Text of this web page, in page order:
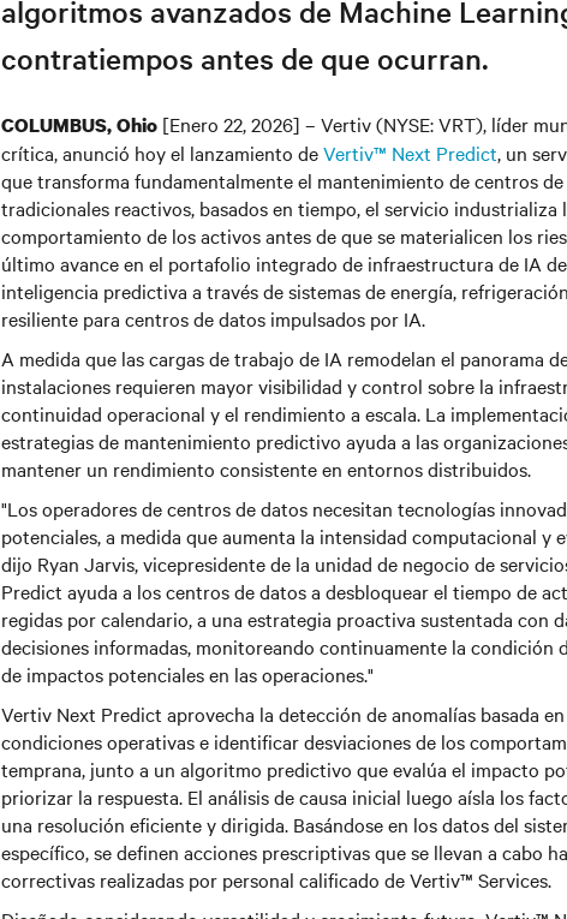
algoritmos avanzados de Machine
contratiempos antes de que ocurran.
COLUMBUS, Ohio [Enero 22, 2026] – Vertiv (NYSE: VRT), líder
crítica, anunció hoy el lanzamiento deVertiv™ Next Predict, un
que transforma fundamentalmente el mantenimiento de centros
tradicionales reactivos, basados en tiempo, el servicio industrializa
comportamiento de los activos antes de que se materialicen los
último avance en el portafolio integrado de infraestructura de IA
inteligencia predictiva a través de sistemas de energía,
resiliente para centros de datos impulsados por IA.
A medida que las cargas de trabajo de IA remodelan el panorama
instalaciones requieren mayor visibilidad y control sobre la
continuidad operacional y el rendimiento a escala. La
estrategias de mantenimiento predictivo ayuda a las
mantener un rendimiento consistente en entornos distribuidos.
"Los operadores de centros de datos necesitan tecnologías
potenciales, a medida que aumenta la intensidad computacional y
dijo Ryan Jarvis, vicepresidente de la unidad de negocio de
Predict ayuda a los centros de datos a desbloquear el tiempo de
regidas por calendario, a una estrategia proactiva sustentada con
decisiones informadas, monitoreando continuamente la condición
de impactos potenciales en las operaciones."
Vertiv Next Predict aprovecha la detección de anomalías basada
condiciones operativas e identificar desviaciones de los
temprana, junto a un algoritmo predictivo que evalúa el impacto
priorizar la respuesta. El análisis de causa inicial luego aísla los
una resolución eficiente y dirigida. Basándose en los datos del
específico, se definen acciones prescriptivas que se llevan a cabo
correctivas realizadas por personal calificado de Vertiv™ Services.